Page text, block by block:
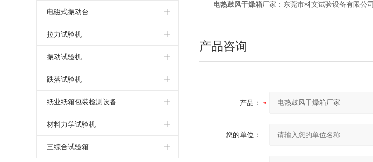
LED高低温冷热冲击试验箱
LED高低温冲击试验箱
LED高温老化箱
LED紫外光老化试验箱
LED步入式恒温恒湿试验室
LED高温老化房
LCD恒温恒湿试验箱
LCD冷热冲击试验箱
LCD高低温冲击试验箱
LCD高温老化箱
LCD紫外光老化试验箱
LCD步入式恒温恒湿试验室
LCD高温老化房
PCB板恒温恒湿试验箱
PCB板冷热冲击试验箱
电路板高低温冲击试验箱
PCB电路板高温老化箱
电路板紫外光老化试验箱
PCB板步入式恒温恒湿试验室
PCB电路板高温老化房
沙尘试验箱
电磁式振动台
电磁振动台
电磁吸合式振动台
垂直水平振动试验机
电脑式电磁振动台
四度空间一体振动台
六度空间一体振动台
拉力试验机
桌上型拉力试验机
微电脑拉力试验机
电脑式拉力试验机
伺服控制拉力试验机
高低温拉力试验机
振动试验机
模拟运输振动试验台
机械振动试验机
电磁式扫频振动台
跌落试验机
单臂跌落试验机
双臂跌落试验机
自由跌落试验机
纸业纸箱包装检测设备
纸箱抗压试验机
破裂强度试验机
材料力学试验机
鞋材检测试验机
三综合试验箱
电热鼓风干燥箱厂家：东莞市科文试验设备有限公司
产品咨询
产品：
您的单位：